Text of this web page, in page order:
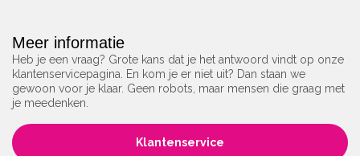
Meer informatie
Heb je een vraag? Grote kans dat je het antwoord vindt op onze
klantenservicepagina. En kom je er niet uit? Dan staan we
gewoon voor je klaar. Geen robots, maar mensen die graag met
je meedenken.
Klantenservice